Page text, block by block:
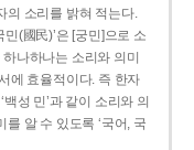
의 소리를 밝혀 적는다.
민(國民)’은 [궁민]으로 소
하나하나는 소리와 의미
에 효율적이다. 즉 한자
‘백성 민’과 같이 소리와 의
알 수 있도록 ‘국어, 국